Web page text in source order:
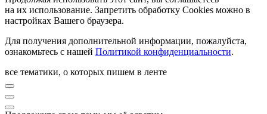
на их использование. Запретить обработку Cookies можно в
настройках Вашего браузера.
Для получения дополнительной информации, пожалуйста,
ознакомьтесь с нашей Политикой конфиденциальности.
все тематики, о которых пишем в ленте